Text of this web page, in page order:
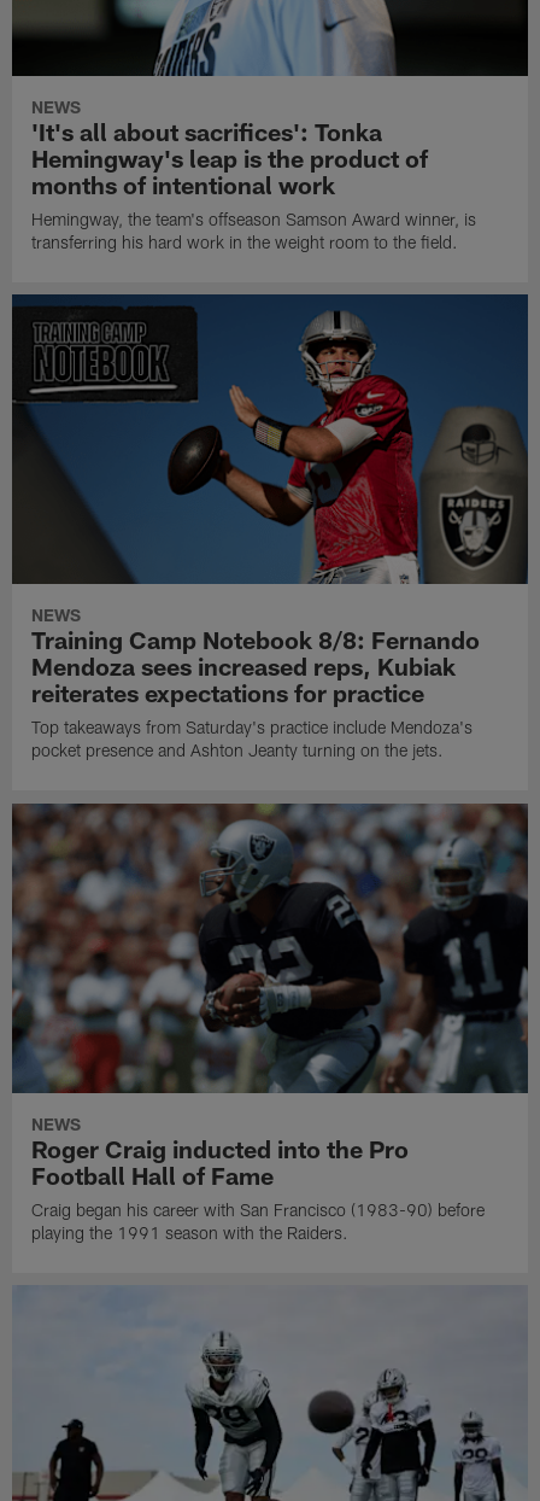
NEWS
'It's all about sacrifices': Tonka
Hemingway's leap is the product of
months of intentional work
Hemingway, the team's offseason Samson Award winner, is
transferring his hard work in the weight room to the field.
NEWS
Training Camp Notebook 8/8: Fernando
Mendoza sees increased reps, Kubiak
reiterates expectations for practice
Top takeaways from Saturday's practice include Mendoza's
pocket presence and Ashton Jeanty turning on the jets.
NEWS
Roger Craig inducted into the Pro
Football Hall of Fame
Craig began his career with San Francisco (1983-90) before
playing the 1991 season with the Raiders.